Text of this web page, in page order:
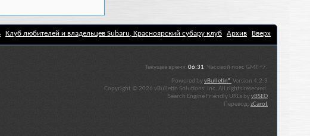
Клуб любителей и владельцев Subaru, Красноярский субару клуб Архив Вверх
Текущее время: 06:31. Часовой пояс GMT +7.
Powered byvBulletin® Version 4.2.3
Copyright © 2026 vBulletin Solutions, Inc. All rights reserved.
Search Engine Friendly URLs byvBSEO
Перевод: zCarot